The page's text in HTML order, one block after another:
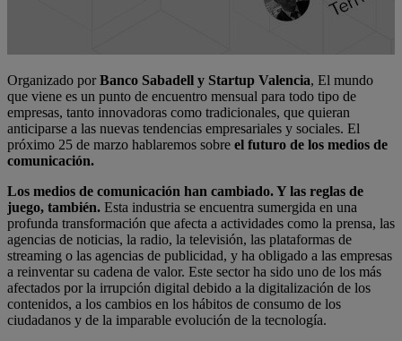
Organizado porBanco Sabadell y Startup Valencia, El mundo
que viene es un punto de encuentro mensual para todo tipo de
empresas, tanto innovadoras como tradicionales, que quieran
anticiparse a las nuevas tendencias empresariales y sociales. El
próximo 25 de marzo hablaremos sobre el futuro de los medios de
comunicación.
Los medios de comunicación han cambiado. Y las reglas de
juego, también. Esta industria se encuentra sumergida en una
profunda transformación que afecta a actividades como la prensa, las
agencias de noticias, la radio, la televisión, las plataformas de
streaming o las agencias de publicidad, y ha obligado a las empresas
a reinventar su cadena de valor. Este sector ha sido uno de los más
afectados por la irrupción digital debido a la digitalización de los
contenidos, a los cambios en los hábitos de consumo de los
ciudadanos y de la imparable evolución de la tecnología.